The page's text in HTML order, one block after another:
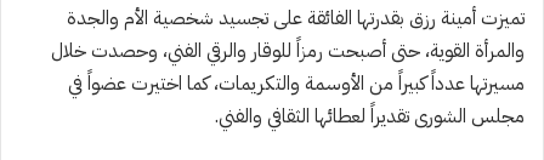
تميزت أمينة رزق بقدرتها الفائقة على تجسيد شخصية الأم والجدة
والمرأة القوية، حتى أصبحت رمزاً للوقار والرقي الفني، وحصدت خلال
مسيرتها عدداً كبيراً من الأوسمة والتكريمات، كما اختيرت عضواً في
مجلس الشورى تقديراً لعطائها الثقافي والفني.